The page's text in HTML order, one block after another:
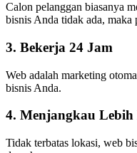
Calon pelanggan biasanya
bisnis Anda tidak ada, maka
3. Bekerja 24 Jam
Web adalah marketing
bisnis Anda.
4. Menjangkau
Tidak terbatas lokasi, web